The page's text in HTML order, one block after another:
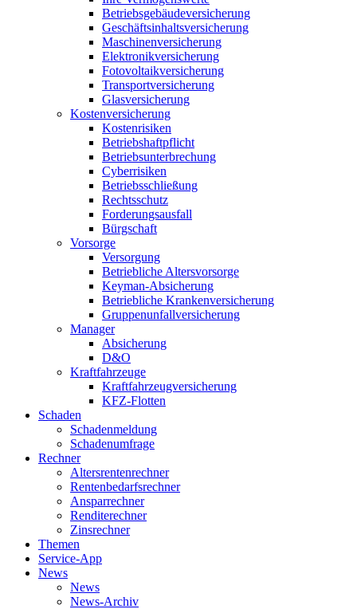
Betriebsgebäudeversicherung
Geschäftsinhaltsversicherung
Maschinenversicherung
Elektronikversicherung
Fotovoltaikversicherung
Transportversicherung
Glasversicherung
Kostenversicherung
Kostenrisiken
Betriebshaftpflicht
Betriebsunterbrechung
Cyberrisiken
Betriebsschließung
Rechtsschutz
Forderungsausfall
Bürgschaft
Vorsorge
Versorgung
Betriebliche Altersvorsorge
Keyman-Absicherung
Betriebliche Krankenversicherung
Gruppenunfallversicherung
Manager
Absicherung
D&O
Kraftfahrzeuge
Kraftfahrzeugversicherung
KFZ-Flotten
Schaden
Schadenmeldung
Schadenumfrage
Rechner
Altersrentenrechner
Rentenbedarfsrechner
Ansparrechner
Renditerechner
Zinsrechner
Themen
Service-App
News
News
News-Archiv